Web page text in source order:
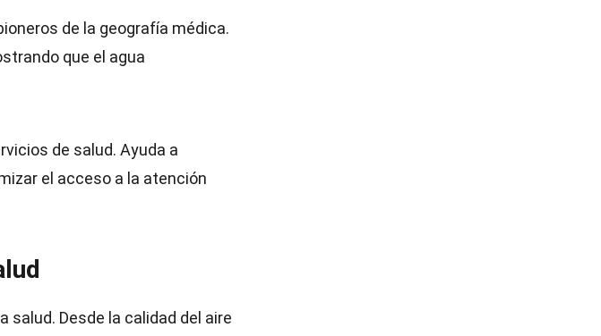
de la geografía médica.
que el agua
de salud. Ayuda a
el acceso a la atención
Desde la calidad del aire